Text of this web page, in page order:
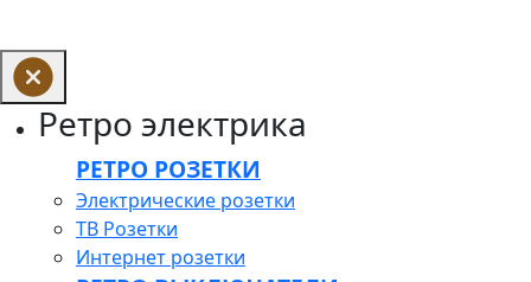
Ретро электрика
РЕТРО РОЗЕТКИ
Электрические розетки
ТВ Розетки
Интернет розетки